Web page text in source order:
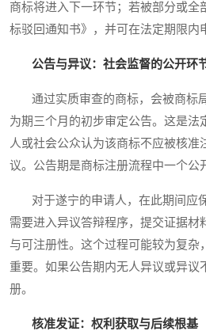
商标将进入下一环节；若被部分或全
标驳回通知书》，并可在法定期限内
公告与异议：社会监督的公开环
通过实质审查的商标，会被商标
为期三个月的初步审定公告。这是法
人或社会公众认为该商标不应被核准
议。公告期是商标注册流程中一个公
对于遂宁的申请人，在此期间应
需要进入异议答辩程序，提交证据材
与可注册性。这个过程可能较为复杂
重要。如果公告期内无人异议或异议
册。
核准发证：权利获取与后续根基